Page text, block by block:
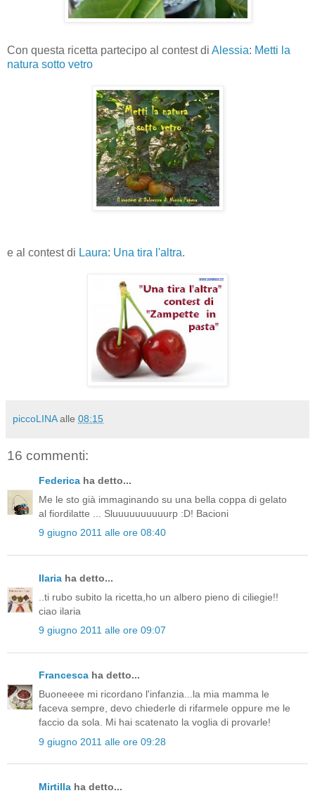
Con questa ricetta partecipo al contest di Alessia: Metti la
natura sotto vetro
e al contest di Laura: Una tira l'altra.
piccoLINA alle 08:15
16 commenti:
Federica ha detto...
Me le sto già immaginando su una bella coppa di gelato
al fiordilatte ... Sluuuuuuuuuurp :D! Bacioni
9 giugno 2011 alle ore 08:40
Ilaria ha detto...
..ti rubo subito la ricetta,ho un albero pieno di ciliegie!!
ciao ilaria
9 giugno 2011 alle ore 09:07
Francesca ha detto...
Buoneeee mi ricordano l'infanzia...la mia mamma le
faceva sempre, devo chiederle di rifarmele oppure me le
faccio da sola. Mi hai scatenato la voglia di provarle!
9 giugno 2011 alle ore 09:28
Mirtilla ha detto...